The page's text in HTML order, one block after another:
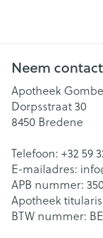
Neem
Apotheek
Dorpsstraat 30
8450 Bredene
Telefoon: +32 59
E-mailadres:
APB nummer:
Apotheek
BTW nummer: